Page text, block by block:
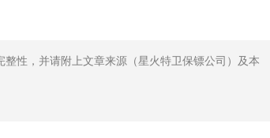
整性，并请附上文章来源（星火特卫保镖公司）及本